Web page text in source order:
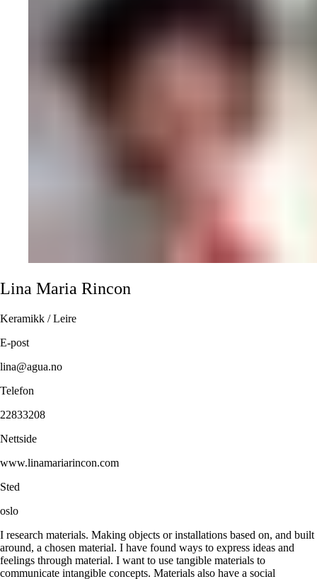
Lina Maria Rincon
Keramikk / Leire
E-post
lina@agua.no
Telefon
22833208
Nettside
www.linamariarincon.com
Sted
oslo
I research materials. Making objects or installations based on, and built
around, a chosen material. I have found ways to express ideas and
feelings through material. I want to use tangible materials to
communicate intangible concepts. Materials also have a social